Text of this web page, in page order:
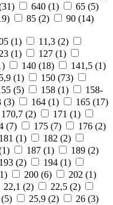
31) 640 (1) 65 (5)
) 85 (2) 90 (14)
(1) 11,3 (2)
(1) 127 (1)
) 140 (18) 141,5 (1)
(1) 150 (73)
(5) 158 (1)
158-
(3) 164 (1) 165 (17)
170,7 (2) 171 (1)
(7) 175 (7) 176 (2)
181 (1) 182 (2)
1) 187 (1) 189 (2)
193 (2) 194 (1)
1) 200 (6) 202 (1)
22,1 (2) 22,5 (2)
5) 25,9 (2) 26 (3)